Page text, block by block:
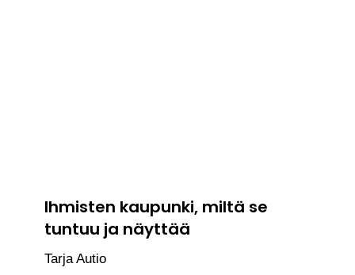
Ihmisten kaupunki, miltä se
tuntuu ja näyttää
Tarja Autio